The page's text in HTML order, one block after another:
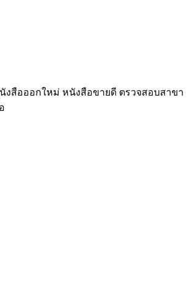
งสือออกใหม่ หนังสือขายดี ตรวจสอบสาขา